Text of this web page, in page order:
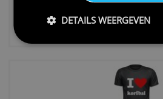
€24,95
DETAILS WEERGEVEN